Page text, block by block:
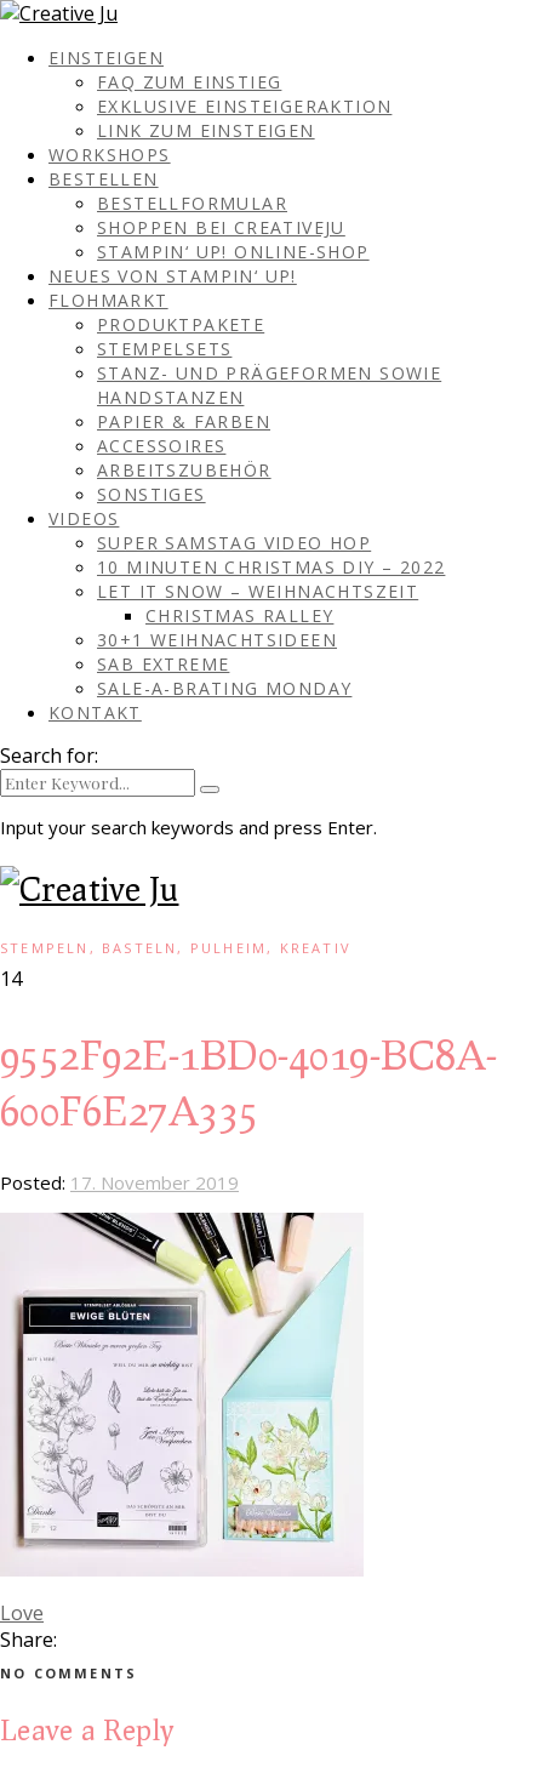
EINSTEIGEN
FAQ ZUM EINSTIEG
EXKLUSIVE EINSTEIGERAKTION
LINK ZUM EINSTEIGEN
WORKSHOPS
BESTELLEN
BESTELLFORMULAR
SHOPPEN BEI CREATIVEJU
STAMPIN‘ UP! ONLINE-SHOP
NEUES VON STAMPIN‘ UP!
FLOHMARKT
PRODUKTPAKETE
STEMPELSETS
STANZ- UND PRÄGEFORMEN SOWIE
HANDSTANZEN
PAPIER & FARBEN
ACCESSOIRES
ARBEITSZUBEHÖR
SONSTIGES
VIDEOS
SUPER SAMSTAG VIDEO HOP
10 MINUTEN CHRISTMAS DIY – 2022
LET IT SNOW – WEIHNACHTSZEIT
CHRISTMAS RALLEY
30+1 WEIHNACHTSIDEEN
SAB EXTREME
SALE-A-BRATING MONDAY
KONTAKT
Search for:
Input your search keywords and press Enter.
STEMPELN, BASTELN, PULHEIM, KREATIV
14
9552F92E-1BD0-4019-BC8A-
600F6E27A335
Posted: 17. November 2019
Love
Share:
NO COMMENTS
Leave a Reply